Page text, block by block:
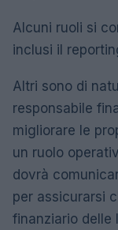
Alcuni ruoli si
inclusi il
Altri sono di
responsabile
migliorare le
un ruolo
dovrà
per assicurarsi
finanziario delle